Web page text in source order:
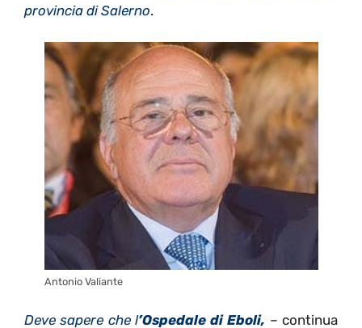
provincia di Salerno.
Antonio Valiante
Deve sapere che l’Ospedale di Eboli, – continua